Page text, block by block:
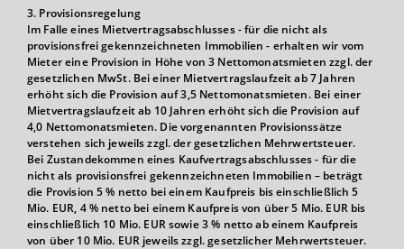
3. Provisionsregelung
Im Falle eines Mietvertragsabschlusses - für die nicht als
provisionsfrei gekennzeichneten Immobilien - erhalten wir vom
Mieter eine Provision in Höhe von 3 Nettomonatsmieten zzgl. der
gesetzlichen MwSt. Bei einer Mietvertragslaufzeit ab 7 Jahren
erhöht sich die Provision auf 3,5 Nettomonatsmieten. Bei einer
Mietvertragslaufzeit ab 10 Jahren erhöht sich die Provision auf
4,0 Nettomonatsmieten. Die vorgenannten Provisionssätze
verstehen sich jeweils zzgl. der gesetzlichen Mehrwertsteuer.
Bei Zustandekommen eines Kaufvertragsabschlusses - für die
nicht als provisionsfrei gekennzeichneten Immobilien – beträgt
die Provision 5 % netto bei einem Kaufpreis bis einschließlich 5
Mio. EUR, 4 % netto bei einem Kaufpreis von über 5 Mio. EUR bis
einschließlich 10 Mio. EUR sowie 3 % netto ab einem Kaufpreis
von über 10 Mio. EUR jeweils zzgl. gesetzlicher Mehrwertsteuer.